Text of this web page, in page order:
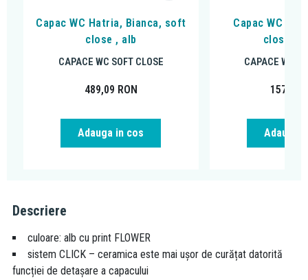
Capac WC Hatria, Bianca, soft
close , alb
CAPACE WC SOFT CLOSE
489,09 RON
Adauga in cos
Capac WC
close,
CAPACE WC
157,31
Adauga
Descriere
culoare: alb cu print FLOWER
sistem CLICK – ceramica este mai ușor de curățat datorită
funcției de detașare a capacului